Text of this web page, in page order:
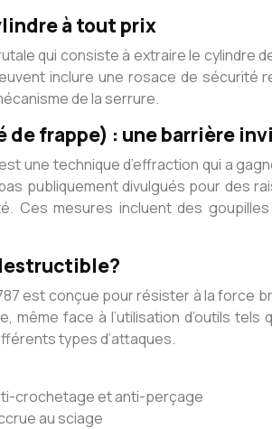
à tout prix
qui consiste à extraire le
inclure une rosace de sécurité
de la serrure.
frappe) : une barrière
une technique d’effraction qui a
publiquement divulgués pour des
Ces mesures incluent des
est conçue pour résister à la
même face à l’utilisation d’outils
types d’attaques.
crochetage et anti-perçage
au sciage